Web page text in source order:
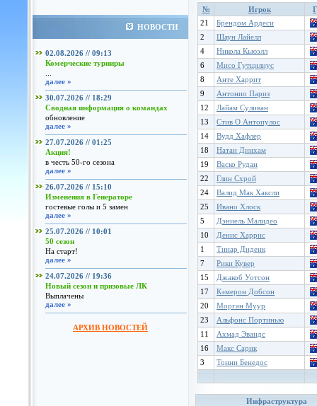
НОВОСТИ
02.08.2026 // 09:13
Комерческие турниры
далее »
30.07.2026 // 18:29
Сводная информация о командах
обновление
далее »
27.07.2026 // 01:25
Акция!
в честь 50-го сезона
далее »
26.07.2026 // 15:10
Изменения в Генераторе
гостевые голы и 5 замен
далее »
25.07.2026 // 10:01
50 сезон
На старт!
далее »
24.07.2026 // 19:36
Новый сезон и призовые ЛК
Выплачены
далее »
АРХИВ НОВОСТЕЙ
№ Игрок
21
Брендом Ардеси
2
Шаун Лайелл
4
Никола Кьюэлл
6
Мисо Гутцилиус
8
Анте Харрит
9
Антонио Париз
12
Лайам Суливан
13
Стив О Антопулос
14
Вудд Хафлер
18
Натан Динхам
19
Васко Рудан
22
Глин Схрой
24
Валид Мак Хаксли
25
Ивано Хлоск
5
Дэниель Малидео
10
Денис Харрис
1
Тинар Диденк
7
Рики Кувер
15
Джакоб Уотсон
17
Кэмерон Добсон
20
Морган Муур
23
Альфонс Портинью
11
Ахмад Эвандс
16
Макс Сарик
3
Тонни Бенедос
Инфраструктура